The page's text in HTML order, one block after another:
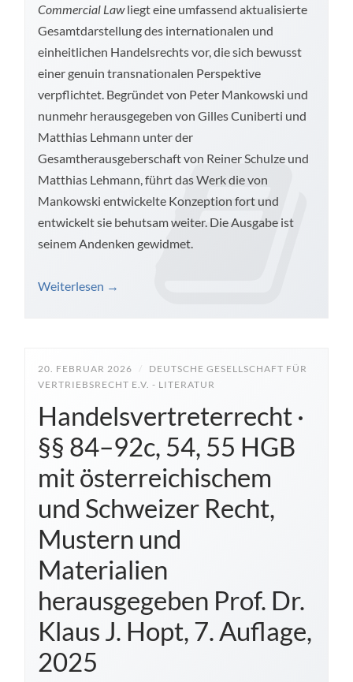
Commercial Lawliegt eine umfassend aktualisierte
Gesamtdarstellung des internationalen und
einheitlichen Handelsrechts vor, die sich bewusst
einer genuin transnationalen Perspektive
verpflichtet. Begründet von Peter Mankowski und
nunmehr herausgegeben von Gilles Cuniberti und
Matthias Lehmann unter der
Gesamtherausgeberschaft von Reiner Schulze und
Matthias Lehmann, führt das Werk die von
Mankowski entwickelte Konzeption fort und
entwickelt sie behutsam weiter. Die Ausgabe ist
seinem Andenken gewidmet.
Weiterlesen →
20. FEBRUAR 2026 /
DEUTSCHE GESELLSCHAFT FÜR
VERTRIEBSRECHT E.V. - LITERATUR
Handelsvertreterrecht ·
§§ 84–92c, 54, 55 HGB
mit österreichischem
und Schweizer Recht,
Mustern und
Materialien
herausgegeben Prof. Dr.
Klaus J. Hopt, 7. Auflage,
2025